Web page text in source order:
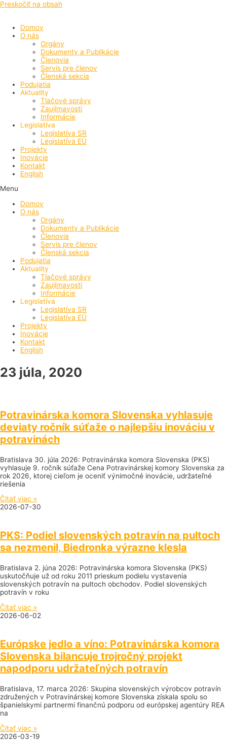
Preskočiť na obsah
Domov
O nás
Orgány
Dokumenty a Publikácie
Členovia
Servis pre členov
Členská sekcia
Podujatia
Aktuality
Tlačové správy
Zaujímavosti
Informácie
Legislatíva
Legislatíva SR
Legislatíva EÚ
Projekty
Inovácie
Kontakt
English
Menu
Domov
O nás
Orgány
Dokumenty a Publikácie
Členovia
Servis pre členov
Členská sekcia
Podujatia
Aktuality
Tlačové správy
Zaujímavosti
Informácie
Legislatíva
Legislatíva SR
Legislatíva EÚ
Projekty
Inovácie
Kontakt
English
23 júla, 2020
Potravinárska komora Slovenska vyhlasuje
deviaty ročník súťaže o najlepšiu inováciu v
potravinách
Bratislava 30. júla 2026: Potravinárska komora Slovenska (PKS)
vyhlasuje 9. ročník súťaže Cena Potravinárskej komory Slovenska za
rok 2026, ktorej cieľom je oceniť výnimočné inovácie, udržateľné
riešenia
Čítať viac »
2026-07-30
PKS: Podiel slovenských potravín na pultoch
sa nezmenil, Biedronka výrazne klesla
Bratislava 2. júna 2026: Potravinárska komora Slovenska (PKS)
uskutočňuje už od roku 2011 prieskum podielu vystavenia
slovenských potravín na pultoch obchodov. Podiel slovenských
potravín v roku
Čítať viac »
2026-06-02
Európske jedlo a víno: Potravinárska komora
Slovenska bilancuje trojročný projekt
napodporu udržateľných potravín
Bratislava, 17. marca 2026: Skupina slovenských výrobcov potravín
združených v Potravinárskej komore Slovenska získala spolu so
španielskymi partnermi finančnú podporu od európskej agentúry REA
na
Čítať viac »
2026-03-19